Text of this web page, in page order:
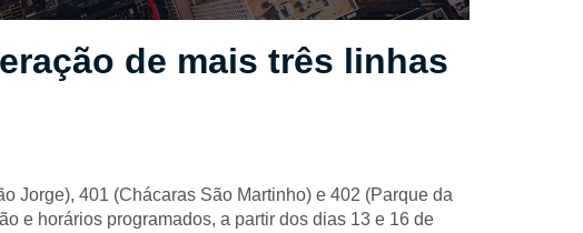
de mais três linhas
Jorge), 401 (Chácaras São Martinho) e 402 (Parque da
e horários programados, a partir dos dias 13 e 16 de